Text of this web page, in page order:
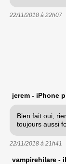
22/11/2018 à 22h07
jerem - iPhone
Bien fait oui,
toujours aussi
22/11/2018 à 21h41
vampirehilare -